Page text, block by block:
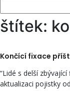
štítek:
Končící fixace
“Lidé s delší
aktualizaci pojistky